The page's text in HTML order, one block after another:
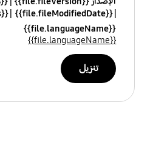
{{file.fileModifiedDate}}
{{file.osNames}}
{{file.languageName}}
{{file.languageName}}
تنزيل